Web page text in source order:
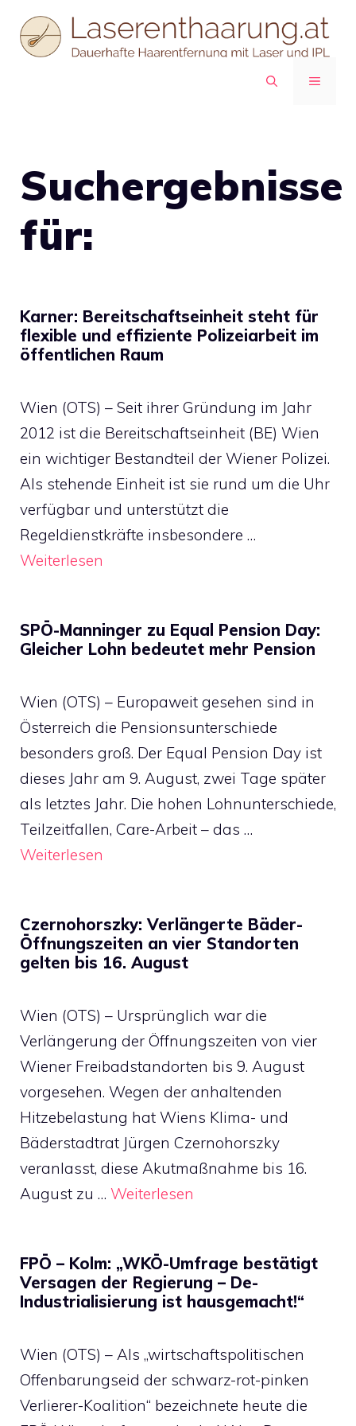
Inhalt
springen
MENÜ
Suchergebnisse
für:
Karner: Bereitschaftseinheit steht für
flexible und effiziente Polizeiarbeit im
öffentlichen Raum
Wien (OTS) – Seit ihrer Gründung im Jahr
2012 ist die Bereitschaftseinheit (BE) Wien
ein wichtiger Bestandteil der Wiener Polizei.
Als stehende Einheit ist sie rund um die Uhr
verfügbar und unterstützt die
Regeldienstkräfte insbesondere …
Weiterlesen
SPÖ-Manninger zu Equal Pension Day:
Gleicher Lohn bedeutet mehr Pension
Wien (OTS) – Europaweit gesehen sind in
Österreich die Pensionsunterschiede
besonders groß. Der Equal Pension Day ist
dieses Jahr am 9. August, zwei Tage später
als letztes Jahr. Die hohen Lohnunterschiede,
Teilzeitfallen, Care-Arbeit – das …
Weiterlesen
Czernohorszky: Verlängerte Bäder-
Öffnungszeiten an vier Standorten
gelten bis 16. August
Wien (OTS) – Ursprünglich war die
Verlängerung der Öffnungszeiten von vier
Wiener Freibadstandorten bis 9. August
vorgesehen. Wegen der anhaltenden
Hitzebelastung hat Wiens Klima- und
Bäderstadtrat Jürgen Czernohorszky
veranlasst, diese Akutmaßnahme bis 16.
August zu … Weiterlesen
FPÖ – Kolm: „WKÖ-Umfrage bestätigt
Versagen der Regierung – De-
Industrialisierung ist hausgemacht!“
Wien (OTS) – Als „wirtschaftspolitischen
Offenbarungseid der schwarz-rot-pinken
Verlierer-Koalition“ bezeichnete heute die